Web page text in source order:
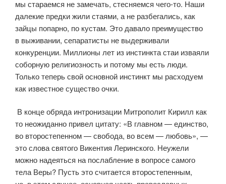
мы стараемся не замечать, стесняемся чего-то. Наши
далекие предки жили стаями, а не разбегались, как
зайцы попарно, по кустам. Это давало преимущество
в выживании, сепаратисты не выдерживали
конкуренции. Миллионы лет из инстинкта стаи изваяли
соборную религиозность и потому мы есть люди.
Только теперь свой основной инстинкт мы расходуем
как известное существо очки.
В конце обряда интронизации Митрополит Кирилл как
то неожиданно привел цитату: «В главном — единство,
во второстепенном — свобода, во всем — любовь», —
это слова святого Викентия Леринского. Неужели
можно надеяться на послабление в вопросе самого
тела Веры? Пусть это считается второстепенным,